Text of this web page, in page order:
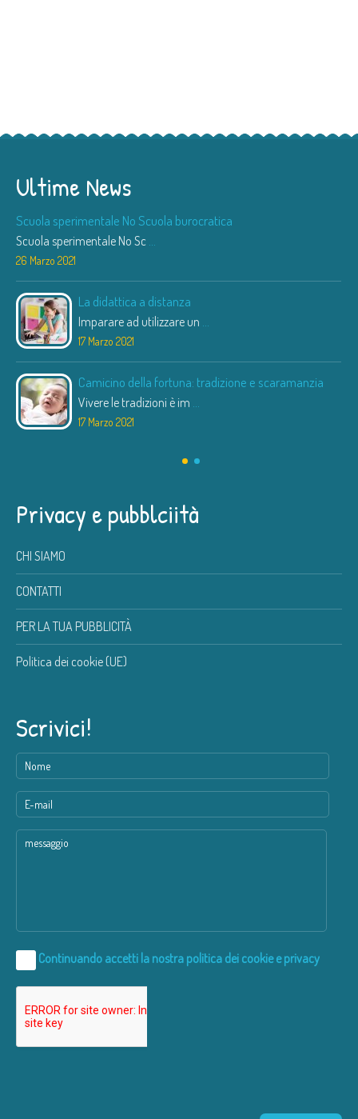
Ultime News
Scuola sperimentale No Scuola burocratica
Scuola sperimentale No Sc ...
26 Marzo 2021
La didattica a distanza
Imparare ad utilizzare un ...
17 Marzo 2021
Camicino della fortuna: tradizione e scaramanzia
Vivere le tradizioni è im ...
17 Marzo 2021
Privacy e pubblciità
CHI SIAMO
CONTATTI
PER LA TUA PUBBLICITÀ
Politica dei cookie (UE)
Scrivici!
Continuando accetti la nostra politica dei cookie e privacy